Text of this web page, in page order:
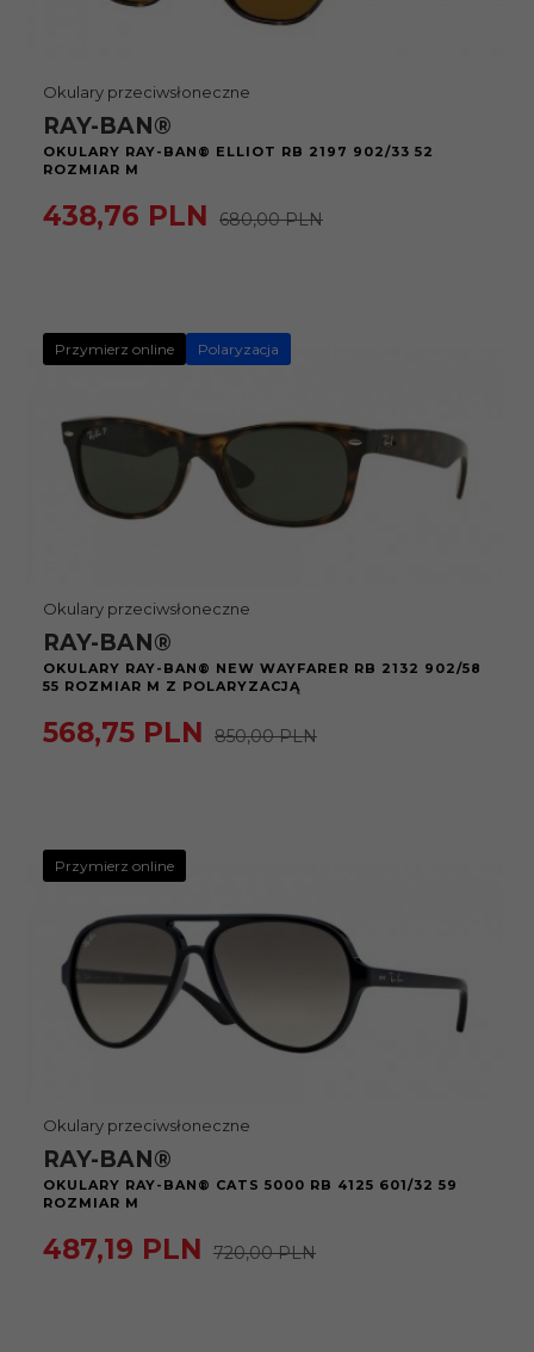
Okulary przeciwsłoneczne
RAY-BAN®
OKULARY RAY-BAN® ELLIOT RB 2197 902/33 52
ROZMIAR M
438,76 PLN 680,00 PLN
Przymierz online Polaryzacja
Okulary przeciwsłoneczne
RAY-BAN®
OKULARY RAY-BAN® NEW WAYFARER RB 2132 902/58
55 ROZMIAR M Z POLARYZACJĄ
568,75 PLN 850,00 PLN
Przymierz online
Okulary przeciwsłoneczne
RAY-BAN®
OKULARY RAY-BAN® CATS 5000 RB 4125 601/32 59
ROZMIAR M
487,19 PLN 720,00 PLN